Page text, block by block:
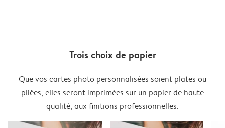
Trois choix de papier
Que vos cartes photo personnalisées soient plates ou
pliées, elles seront imprimées sur un papier de haute
qualité, aux finitions professionnelles.